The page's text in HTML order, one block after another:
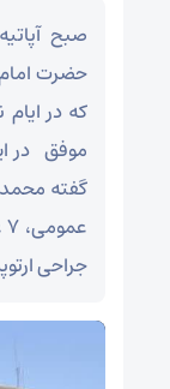
صبح
حضرت
موفق در
جراحی